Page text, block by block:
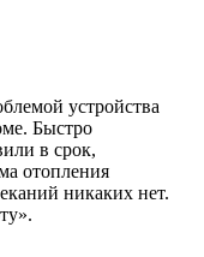
устройства
Быстро
в срок,
отопления
никаких нет.